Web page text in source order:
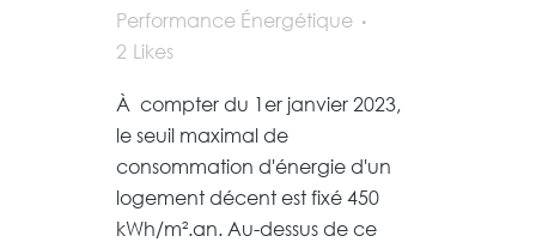
Performance Énergétique
2 Likes
À compter du 1er janvier 2023,
le seuil maximal de
consommation d'énergie d'un
logement décent est fixé 450
kWh/m².an. Au-dessus de ce